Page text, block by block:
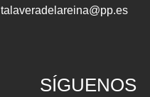
talaveradelareina@pp.es
SÍGUENOS